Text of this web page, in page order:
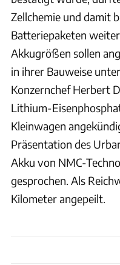
Zellchemie und damit
Batteriepaketen
Akkugrößen sollen
in ihrer Bauweise
Konzernchef Herbert
Lithium-
Kleinwagen
Präsentation des
Akku von NMC-
gesprochen. Als
Kilometer angepeilt.